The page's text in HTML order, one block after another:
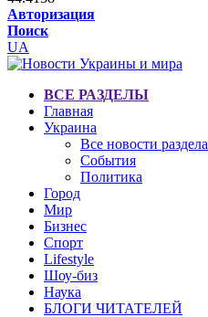
Авторизация
Поиск
UA
ВСЕ РАЗДЕЛЫ
Главная
Украина
Все новости раздела
События
Политика
Город
Мир
Бизнес
Спорт
Lifestyle
Шоу-биз
Наука
БЛОГИ ЧИТАТЕЛЕЙ